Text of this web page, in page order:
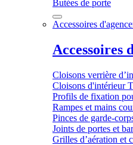
Butées de porte
Accessoires
Accessoires
Cloisons verrière
Cloisons d'intérieur
Profils de fixation
Rampes et mains
Pinces de garde-
Joints de portes et
Grilles d’aération et